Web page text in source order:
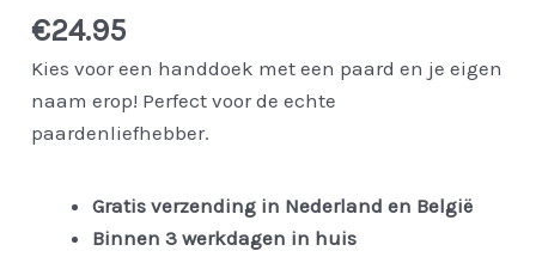
€24.95
Kies voor een handdoek met een paard en je eigen
naam erop! Perfect voor de echte
paardenliefhebber.
Gratis verzending in Nederland en België
Binnen 3 werkdagen in huis